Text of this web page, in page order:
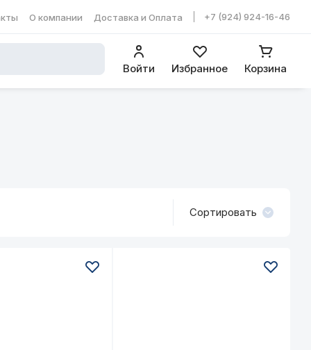
в WhatsApp
О компании Доставка и Оплата +7 (924) 924-16-46
Войти Избранное Корзина
Сортировать